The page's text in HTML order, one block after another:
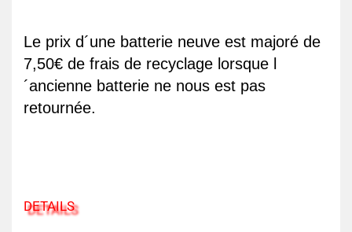
Le prix d´une batterie neuve est majoré de
7,50€ de frais de recyclage lorsque l
´ancienne batterie ne nous est pas
retournée.
DETAILS